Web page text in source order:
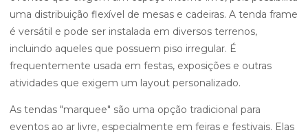
uma distribuição flexível de mesas e cadeiras. A tenda frame
é versátil e pode ser instalada em diversos terrenos,
incluindo aqueles que possuem piso irregular. É
frequentemente usada em festas, exposições e outras
atividades que exigem um layout personalizado.
As tendas "marquee" são uma opção tradicional para
eventos ao ar livre, especialmente em feiras e festivais. Elas